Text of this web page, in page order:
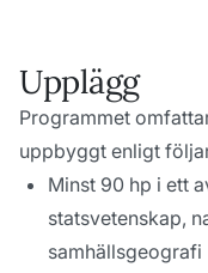
Upplägg
Programmet
uppbyggt enligt
Minst 90 hp i ett
statsvetenskap,
samhällsgeografi